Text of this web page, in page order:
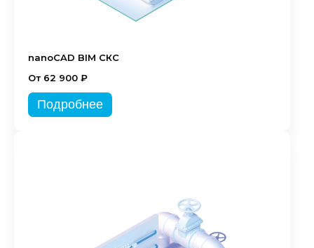
nanoCAD BIM СКС
От 62 900 ₽
Подробнее